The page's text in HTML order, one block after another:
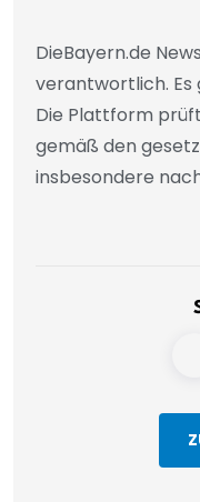
DieBayern.de
verantwortlich. Es
Die Plattform
gemäß den
insbesondere